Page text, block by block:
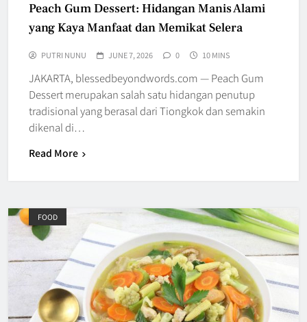
Peach Gum Dessert: Hidangan Manis Alami
yang Kaya Manfaat dan Memikat Selera
PUTRI NUNU JUNE 7, 2026 0 10 MINS
JAKARTA, blessedbeyondwords.com — Peach Gum
Dessert merupakan salah satu hidangan penutup
tradisional yang berasal dari Tiongkok dan semakin
dikenal di…
Read More
FOOD